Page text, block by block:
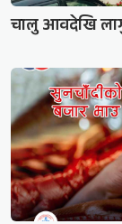
चालु आवदेखि